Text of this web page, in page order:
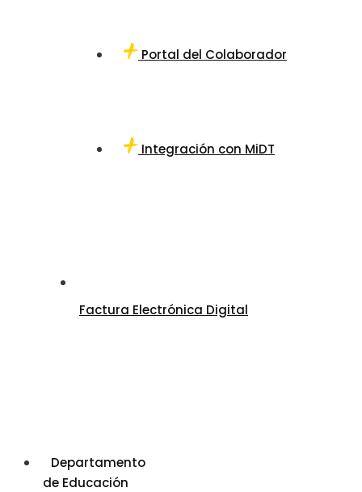
Portal del Colaborador
Integración con MiDT
Factura Electrónica Digital
Departamento
de Educación